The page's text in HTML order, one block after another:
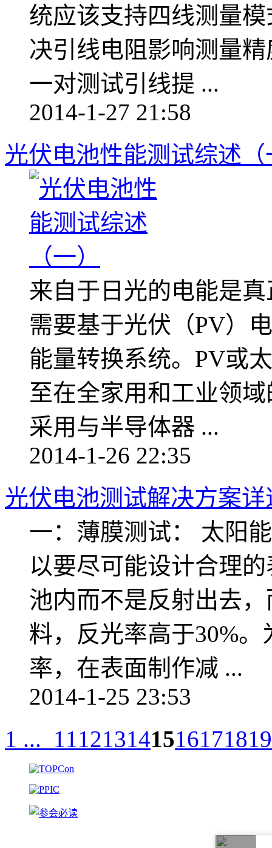
统应该支持四线测量
决引线电阻影响测量
一对测试引线提 ...
2014-1-27 21:58
光伏电池性能测试综述（
来自于日光的电能是
需要基于光伏（PV）
能量转换系统。PV或
至在全家用和工业领
采用与半导体器 ...
2014-1-26 22:35
光伏电池测试解决方案详
一：薄膜测试： 太阳
以要尽可能设计合理
池内而不是反射出去
料，反光率高于30%
率，在表面制作减 ...
2014-1-25 23:53
1 ... 111213141516171819